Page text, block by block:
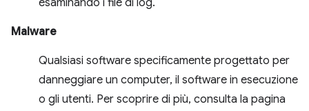
esaminando i file di log.
Malware
Qualsiasi software specificamente progettato per
danneggiare un computer, il software in esecuzione
o gli utenti. Per scoprire di più, consulta la pagina